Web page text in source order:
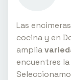
Las
cocina y en
amplia
encuentres